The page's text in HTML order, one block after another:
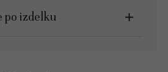
po izdelku